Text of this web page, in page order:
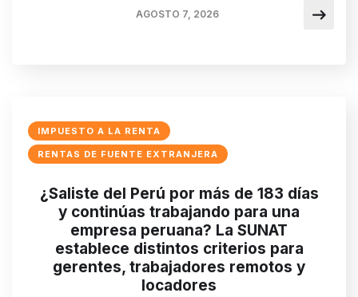
AGOSTO 7, 2026
IMPUESTO A LA RENTA
RENTAS DE FUENTE EXTRANJERA
¿Saliste del Perú por más de 183 días
y continúas trabajando para una
empresa peruana? La SUNAT
establece distintos criterios para
gerentes, trabajadores remotos y
locadores